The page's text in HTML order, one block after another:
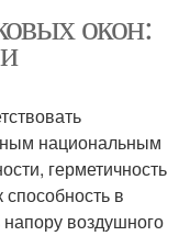
окон:
национальным
герметичность
способность в
воздушного